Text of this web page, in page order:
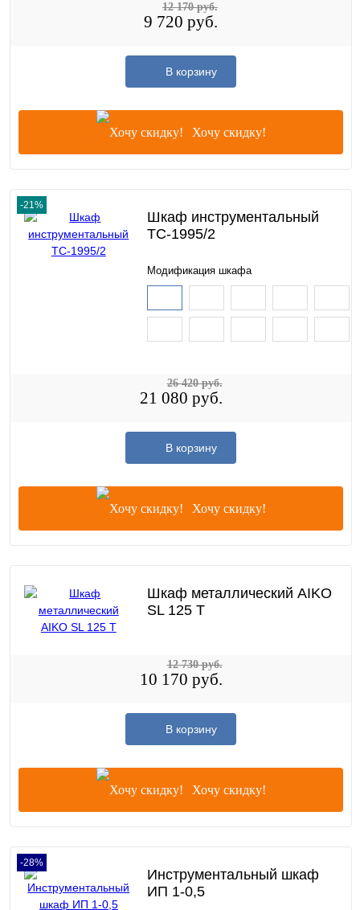
9 720 руб.
12 170 руб.
В корзину
Хочу скидку!
-21%
Шкаф инструментальный
TC-1995/2
Модификация шкафа
21 080 руб.
26 420 руб.
В корзину
Хочу скидку!
Шкаф металлический AIKO
SL 125 T
10 170 руб.
12 730 руб.
В корзину
Хочу скидку!
-28%
Инструментальный шкаф
ИП 1-0,5